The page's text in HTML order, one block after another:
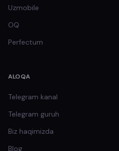
Uzmobile
OQ
Perfectum
ALOQA
Telegram kanal
Telegram guruh
Biz haqimizda
Blog